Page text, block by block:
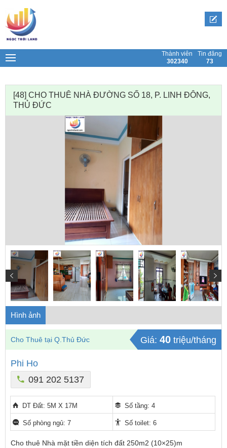
content
Thành viên
302340
Tin đăng
73
[48] CHO THUÊ NHÀ ĐƯỜNG SỐ 18, P. LINH ĐÔNG,
THỦ ĐỨC
Hình ảnh
Cho Thuê tại Q.Thủ Đức Giá: 40 triệu/tháng
Phi Ho
091 202 5137
DT Đất: 5M X 17M Số tầng: 4
Số phòng ngủ: 7 Số toilet: 6
Cho thuê Nhà mặt tiền diện tích đất 250m2 (10×25)m